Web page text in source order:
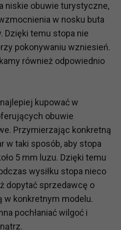
niskie obuwie turystyczne,
w nosku buta
Dzięki temu stopa nie
pokonywaniu wzniesień.
również odpowiednio
kupować w
obuwie
Przymierzając konkretną
w taki sposób, aby stopa
5 mm luzu. Dzięki temu
wysiłku stopa nieco
dopytać sprzedawcę o
w konkretnym modelu.
pochłaniać wilgoć i